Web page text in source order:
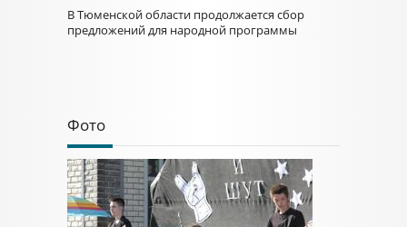
В Тюменской области продолжается сбор
предложений для народной программы
Фото